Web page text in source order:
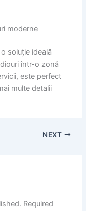
moderne
soluție ideală
într-o zonă
este perfect
multe detalii
NEXT
Required